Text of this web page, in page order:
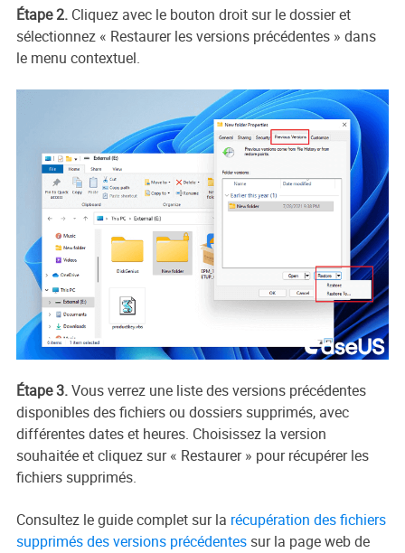
Étape 2.Cliquez avec le bouton droit sur le dossier et
sélectionnez « Restaurer les versions précédentes » dans
le menu contextuel.
Étape 3.Vous verrez une liste des versions précédentes
disponibles des fichiers ou dossiers supprimés, avec
différentes dates et heures. Choisissez la version
souhaitée et cliquez sur « Restaurer » pour récupérer les
fichiers supprimés.
Consultez le guide complet sur la récupération des fichiers
supprimés des versions précédentessur la page web de